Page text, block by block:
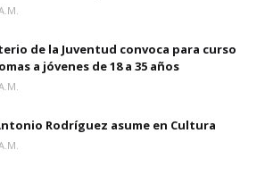
de la Juventud convoca para curso
a jóvenes de 18 a 35 años
Rodríguez asume en Cultura